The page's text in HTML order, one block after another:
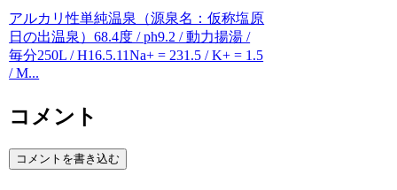
アルカリ性単純温泉（源泉名：仮称塩原
日の出温泉）68.4度 / ph9.2 / 動力揚湯 /
毎分250L / H16.5.11Na+ = 231.5 / K+ = 1.5
/ M...
コメント
コメントを書き込む